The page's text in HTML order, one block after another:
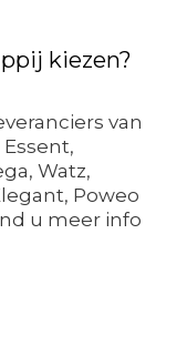
kiezen?
van
Watz,
Poweo
u meer info